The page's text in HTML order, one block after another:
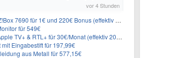
vor 4 Stunden
für 1€ und 220€ Bonus (effektiv ab 19,74€/Monat)
für 549€
& RTL+ für 30€/Monat (effektiv 20,83€/Monat)
Eingabestift für 197,99€
aus Metall für 577,15€